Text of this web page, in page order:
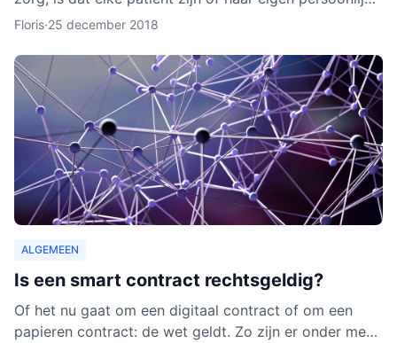
data vanaf ieder online apparaat kan inzien en b
Floris·25 december 2018
ALGEMEEN
Is een smart contract rechtsgeldig?
Of het nu gaat om een digitaal contract of om een
papieren contract: de wet geldt. Zo zijn er onder meer